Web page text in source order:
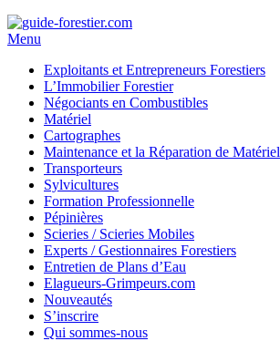
Menu
Exploitants et Entrepreneurs Forestiers
L’Immobilier Forestier
Négociants en Combustibles
Matériel
Cartographes
Maintenance et la Réparation de Matériel
Transporteurs
Sylvicultures
Formation Professionnelle
Pépinières
Scieries / Scieries Mobiles
Experts / Gestionnaires Forestiers
Entretien de Plans d’Eau
Elagueurs-Grimpeurs.com
Nouveautés
S’inscrire
Qui sommes-nous